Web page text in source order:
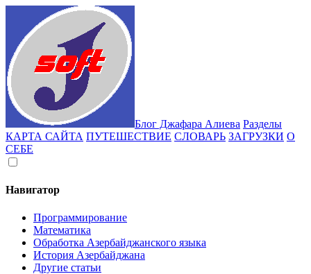
Блог Джафара Алиева Разделы
КАРТА САЙТА ПУТЕШЕСТВИЕ СЛОВАРЬ ЗАГРУЗКИ О
СЕБЕ
Навигатор
Программирование
Математика
Обработка Азербайджанского языка
История Азербайджана
Другие статьи